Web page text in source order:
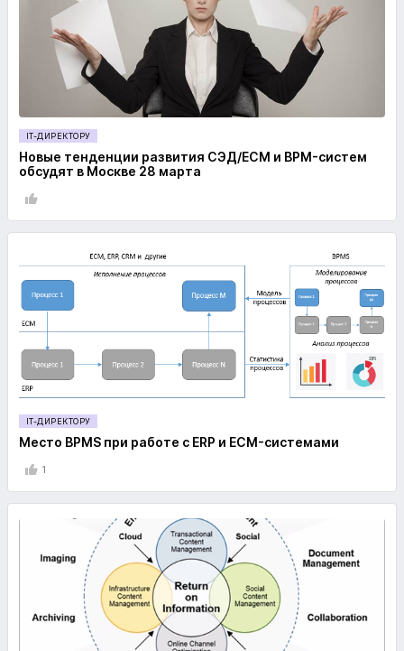
IT-ДИРЕКТОРУ
Новые тенденции развития СЭД/ECM и BPM-систем
обсудят в Москве 28 марта
IT-ДИРЕКТОРУ
Место ВPMS при работе с ERP и ECM-системами
1